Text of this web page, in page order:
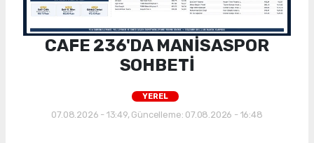
CAFE 236'DA MANİSASPOR
SOHBETİ
YEREL
07.08.2026 - 13:49, Güncelleme: 07.08.2026 - 16:48